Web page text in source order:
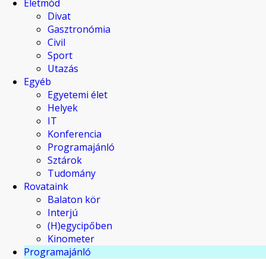
Életmód
Divat
Gasztronómia
Civil
Sport
Utazás
Egyéb
Egyetemi élet
Helyek
IT
Konferencia
Programajánló
Sztárok
Tudomány
Rovataink
Balaton kör
Interjú
(H)egycipőben
Kinometer
Programajánló